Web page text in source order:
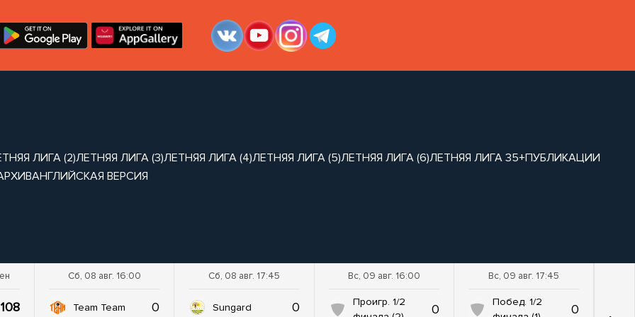
ЛИГА (2)ЛЕТНЯЯ ЛИГА (3)ЛЕТНЯЯ ЛИГА (4)ЛЕТНЯЯ ЛИГА (5)ЛЕТНЯЯ ЛИГА (6)ЛЕТНЯЯ ЛИГА 35+ПУБЛИКАЦИИ
АНГЛИЙСКАЯ ВЕРСИЯ
108
Сб, 08 авг. 16:00
Team Team 0
Сб, 08 авг. 17:45
Sungard 0
Вс, 09 авг. 16:00
Проигр. 1/2
0
Вс, 09 авг. 17:45
Побед. 1/2
0